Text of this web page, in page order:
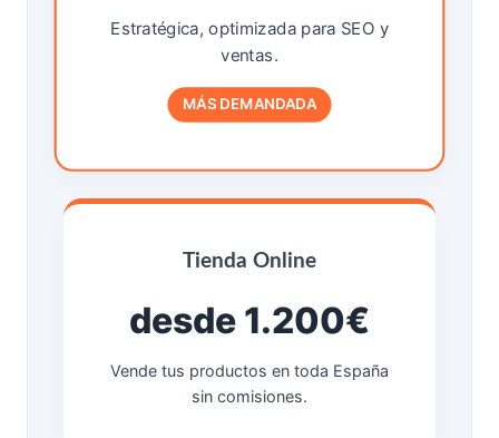
Estratégica, optimizada para SEO y
ventas.
MÁS DEMANDADA
Tienda Online
desde 1.200€
Vende tus productos en toda España
sin comisiones.